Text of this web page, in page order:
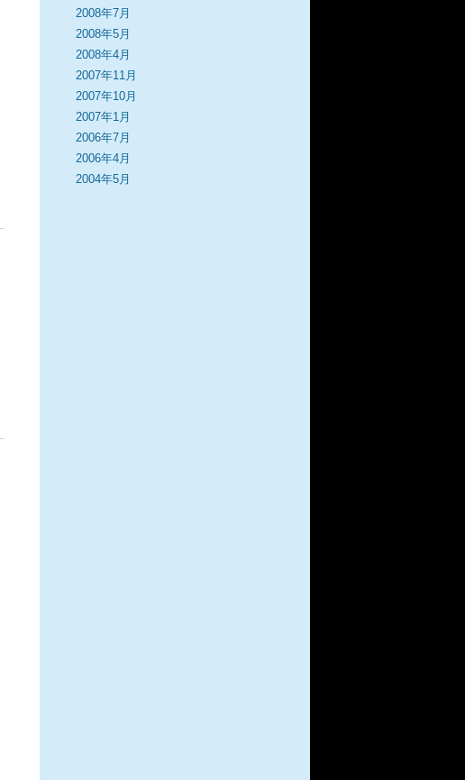
2008年7月
2008年5月
2008年4月
2007年11月
2007年10月
2007年1月
2006年7月
2006年4月
2004年5月